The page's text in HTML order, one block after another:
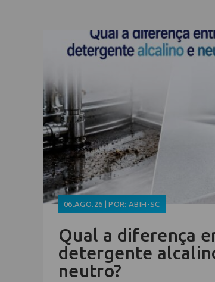
06.AGO.26 | POR: ABIH-SC
Qual a diferença
detergente
neutro?